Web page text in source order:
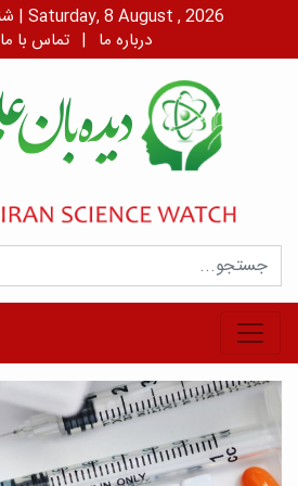
شنبه، ۱۷ مرداد، ۱۴۰۵ | Saturday, 8 August , 2026
درباره ما | تماس با ما